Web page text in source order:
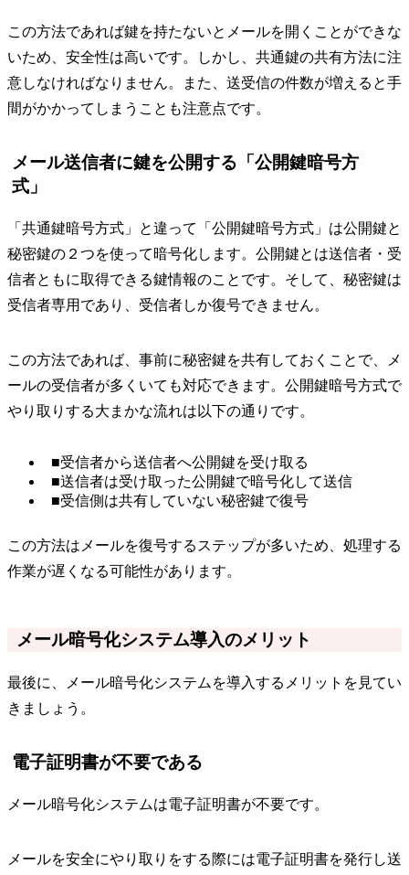
この方法であれば鍵を持たないとメールを開くことができな
いため、安全性は高いです。しかし、共通鍵の共有方法に注
意しなければなりません。また、送受信の件数が増えると手
間がかかってしまうことも注意点です。
メール送信者に鍵を公開する「公開鍵暗号方
式」
「共通鍵暗号方式」と違って「公開鍵暗号方式」は公開鍵と
秘密鍵の２つを使って暗号化します。公開鍵とは送信者・受
信者ともに取得できる鍵情報のことです。そして、秘密鍵は
受信者専用であり、受信者しか復号できません。
この方法であれば、事前に秘密鍵を共有しておくことで、メ
ールの受信者が多くいても対応できます。公開鍵暗号方式で
やり取りする大まかな流れは以下の通りです。
■受信者から送信者へ公開鍵を受け取る
■送信者は受け取った公開鍵で暗号化して送信
■受信側は共有していない秘密鍵で復号
この方法はメールを復号するステップが多いため、処理する
作業が遅くなる可能性があります。
メール暗号化システム導入のメリット
最後に、メール暗号化システムを導入するメリットを見てい
きましょう。
電子証明書が不要である
メール暗号化システムは電子証明書が不要です。
メールを安全にやり取りをする際には電子証明書を発行し送